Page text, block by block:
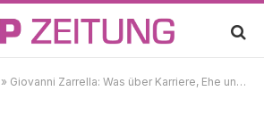
» Giovanni Zarrella: Was über Karriere, Ehe und Privatleben bekannt ist